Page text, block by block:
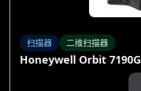
扫描器 二维扫描器
Honeywell Orbit 7190G